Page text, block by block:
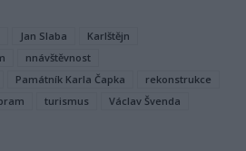
Jan Slaba
Karlštějn
nnávštěvnost
Památník Karla Čapka
rekonstrukce
turismus
Václav Švenda